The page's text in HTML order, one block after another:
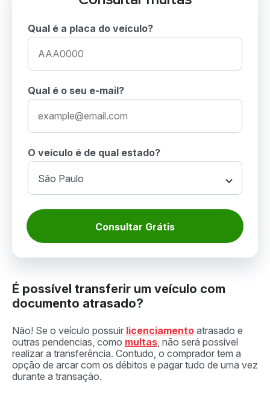
Qual é a placa do veículo?
Qual é o seu e-mail?
O veículo é de qual estado?
Consultar Grátis
É possível transferir um veículo com
documento atrasado?
Não! Se o veículo possuir licenciamento atrasado e
outras pendencias, como multas , não será possível
realizar a transferência. Contudo, o comprador tem a
opção de arcar com os débitos e pagar tudo de uma vez
durante a transação.